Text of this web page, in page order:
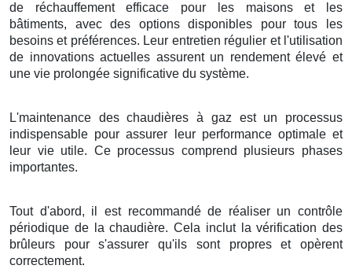
de réchauffement efficace pour les maisons et les
bâtiments, avec des options disponibles pour tous les
besoins et préférences. Leur entretien régulier et l'utilisation
de innovations actuelles assurent un rendement élevé et
une vie prolongée significative du système.
L'maintenance des chaudières à gaz est un processus
indispensable pour assurer leur performance optimale et
leur vie utile. Ce processus comprend plusieurs phases
importantes.
Tout d'abord, il est recommandé de réaliser un contrôle
périodique de la chaudière. Cela inclut la vérification des
brûleurs pour s'assurer qu'ils sont propres et opèrent
correctement.